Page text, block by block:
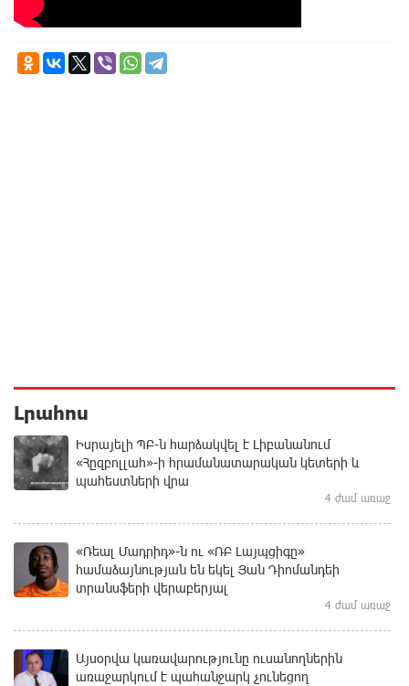
Լրահոս
Իսրայելի ՊԲ-ն հարձակվել է Լիբանանում
«Հըզբոլլահ»-ի հրամանատարական կետերի և
պահեստների վրա
4 ժամ առաջ
«Ռեալ Մադրիդ»-ն ու «ՌԲ Լայպցիգը»
համաձայնության են եկել Յան Դիոմանդեի
տրանսֆերի վերաբերյալ
4 ժամ առաջ
Այսօրվա կառավարությունը ուսանողներին
առաջարկում է պահանջարկ չունեցող